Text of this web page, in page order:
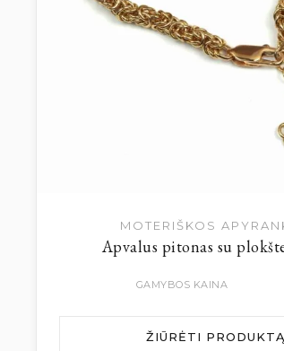
MOTERIŠKOS
Apvalus pitonas su
GAMYBOS KAINA
ŽIŪRĖTI PRODUKTĄ